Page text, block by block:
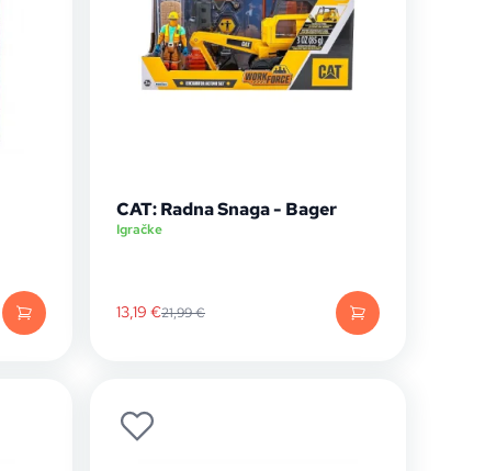
CAT: Radna Snaga - Bager
Igračke
13,19 €21,99€